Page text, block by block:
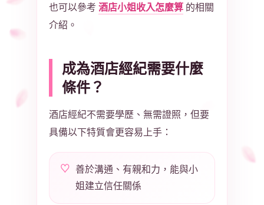
也可以參考 酒店小姐收入怎麼算 的相關
介紹。
成為酒店經紀需要什麼
條件？
酒店經紀不需要學歷、無需證照，但要
具備以下特質會更容易上手：
善於溝通、有親和力，能與小
姐建立信任關係